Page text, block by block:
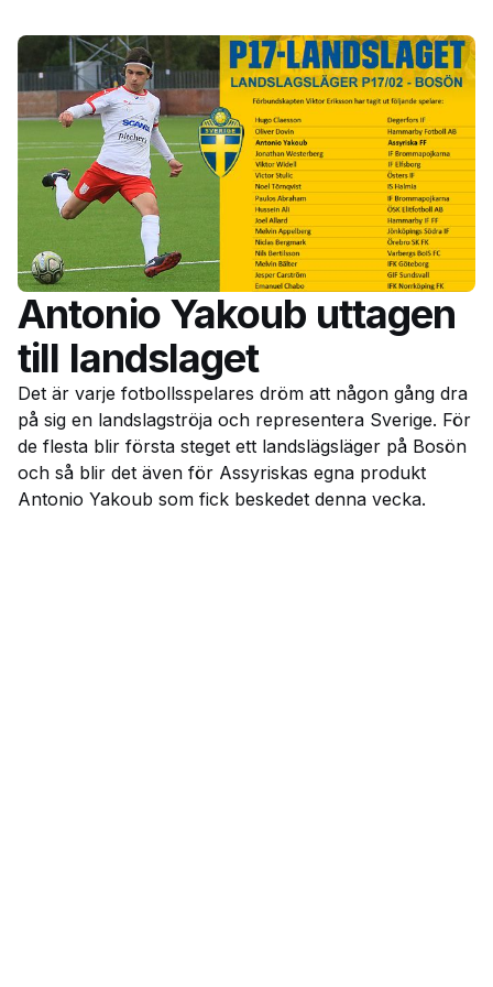
Antonio Yakoub uttagen
till landslaget
Det är varje fotbollsspelares dröm att någon gång dra
på sig en landslagströja och representera Sverige. För
de flesta blir första steget ett landslägsläger på Bosön
och så blir det även för Assyriskas egna produkt
Antonio Yakoub som fick beskedet denna vecka.